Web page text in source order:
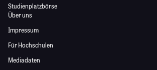
Studienplatzbörse
Über uns
Impressum
Für Hochschulen
Mediadaten